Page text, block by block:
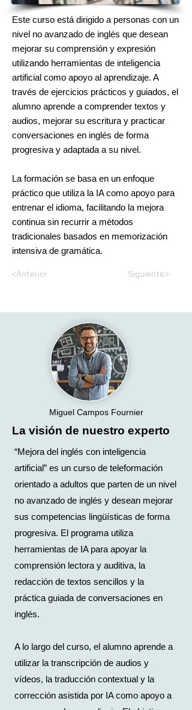
Este curso está dirigido a personas con un
nivel no avanzado de inglés que desean
mejorar su comprensión y expresión
utilizando herramientas de inteligencia
artificial como apoyo al aprendizaje. A
través de ejercicios prácticos y guiados, el
alumno aprende a comprender textos y
audios, mejorar su escritura y practicar
conversaciones en inglés de forma
progresiva y adaptada a su nivel.
La formación se basa en un enfoque
práctico que utiliza la IA como apoyo para
entrenar el idioma, facilitando la mejora
continua sin recurrir a métodos
tradicionales basados en memorización
intensiva de gramática.
<Anterior Siguiente>
Miguel Campos Fournier
La visión de nuestro experto
“Mejora del inglés con inteligencia
artificial” es un curso de teleformación
orientado a adultos que parten de un nivel
no avanzado de inglés y desean mejorar
sus competencias lingüísticas de forma
progresiva. El programa utiliza
herramientas de IA para apoyar la
comprensión lectora y auditiva, la
redacción de textos sencillos y la
práctica guiada de conversaciones en
inglés.
A lo largo del curso, el alumno aprende a
utilizar la transcripción de audios y
vídeos, la traducción contextual y la
corrección asistida por IA como apoyo a